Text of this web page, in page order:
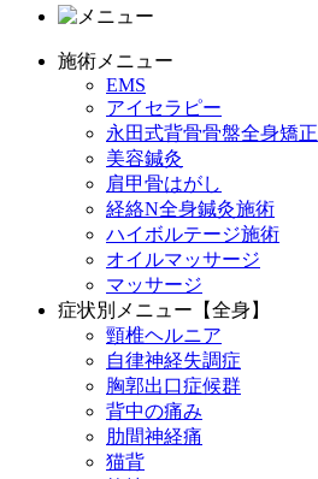
施術メニュー
EMS
アイセラピー
永田式背骨骨盤全身矯正
美容鍼灸
肩甲骨はがし
経絡N全身鍼灸施術
ハイボルテージ施術
オイルマッサージ
マッサージ
症状別メニュー【全身】
頸椎ヘルニア
自律神経失調症
胸郭出口症候群
背中の痛み
肋間神経痛
猫背